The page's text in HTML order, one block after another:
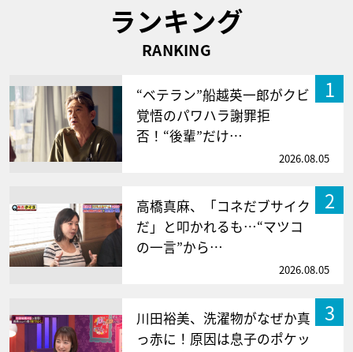
ランキング
RANKING
1
“ベテラン”船越英一郎がクビ
覚悟のパワハラ謝罪拒
否！“後輩”だけ…
2026.08.05
2
高橋真麻、「コネだブサイク
だ」と叩かれるも…“マツコ
の一言”から…
2026.08.05
3
川田裕美、洗濯物がなぜか真
っ赤に！原因は息子のポケッ